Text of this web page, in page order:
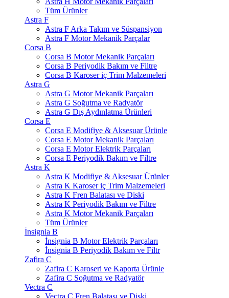
Tüm Ürünler
Astra F
Astra F Arka Takım ve Süspansiyon
Astra F Motor Mekanik Parçalar
Corsa B
Corsa B Motor Mekanik Parçaları
Corsa B Periyodik Bakım ve Filtre
Corsa B Karoser iç Trim Malzemeleri
Astra G
Astra G Motor Mekanik Parçaları
Astra G Soğutma ve Radyatör
Astra G Dış Aydınlatma Ürünleri
Corsa E
Corsa E Modifiye & Aksesuar Ürünle
Corsa E Motor Mekanik Parçaları
Corsa E Motor Elektrik Parçaları
Corsa E Periyodik Bakım ve Filtre
Astra K
Astra K Modifiye & Aksesuar Ürünler
Astra K Karoser iç Trim Malzemeleri
Astra K Fren Balatası ve Diski
Astra K Periyodik Bakım ve Filtre
Astra K Motor Mekanik Parçaları
Tüm Ürünler
İnsignia B
İnsignia B Motor Elektrik Parçaları
İnsignia B Periyodik Bakım ve Filtr
Zafira C
Zafira C Karoseri ve Kaporta Ürünle
Zafira C Soğutma ve Radyatör
Vectra C
Vectra C Fren Balatası ve Diski